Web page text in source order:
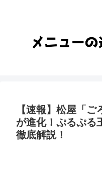
【速報】松屋「ご
が進化！ぷるぷる
徹底解説！